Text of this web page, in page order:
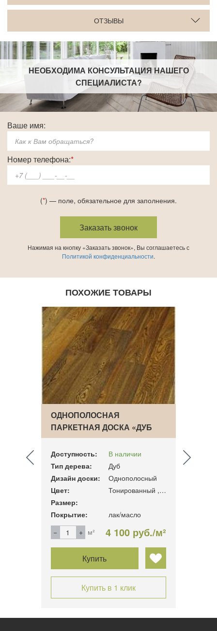
ОТЗЫВЫ
НЕОБХОДИМА КОНСУЛЬТАЦИЯ НАШЕГО
СПЕЦИАЛИСТА?
Ваше имя:
Номер телефона:*
(*) — поле, обязательное для заполнения.
Нажимая на кнопку «Заказать звонок», Вы соглашаетесь с
Политикой конфиденциальности.
ПОХОЖИЕ ТОВАРЫ
ОДНОПОЛОСНАЯ
ПАРКЕТНАЯ ДОСКА «ДУБ
ЗЕБРАНО»
Доступность:
В наличии
Тип дерева:
Дуб
Дизайн доски:
Однополосный
Цвет:
Тонированный ,брашировка
Размер:
Покрытие:
лак/масло
м²
4 100 руб./м²
Купить
Купить в 1 клик